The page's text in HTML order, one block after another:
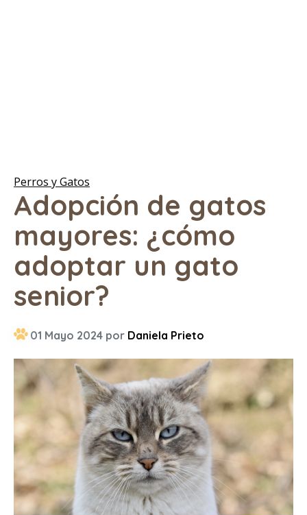
Perros y Gatos
Adopción de gatos
mayores: ¿cómo
adoptar un gato
senior?
01 Mayo 2024 por Daniela Prieto